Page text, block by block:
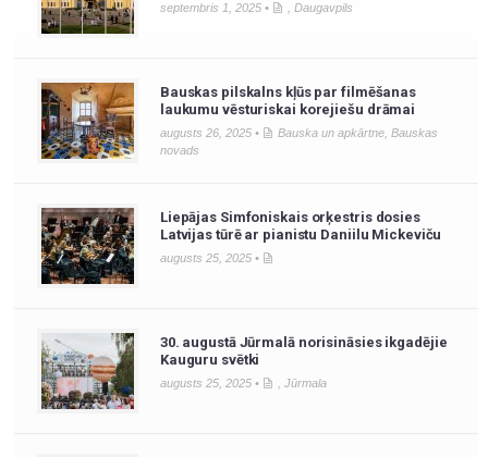
septembris 1, 2025 • Daugavpils
Bauskas pilskalns kļūs par filmēšanas
laukumu vēsturiskai korejiešu drāmai
augusts 26, 2025 • Bauska un apkārtne, Bauskas
novads
Liepājas Simfoniskais orķestris dosies
Latvijas tūrē ar pianistu Daniilu Mickeviču
augusts 25, 2025 •
30. augustā Jūrmalā norisināsies ikgadējie
Kauguru svētki
augusts 25, 2025 • Jūrmala